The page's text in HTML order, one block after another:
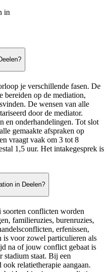
in
je verschillende fasen. De
bereiden op de mediation,
De wensen van alle
door de mediator.
en onderhandelingen. Tot slot
gemaakte afspraken op
vraagt vaak om 3 tot 8
1,5 uur. Het intakegesprek is
in Deelen?
conflicten worden
familieruzies, burenruzies,
erfenissen,
voor zowel particulieren als
na of jouw conflict gebaat is
stadium staat. Bij een
relatietherapie aangaan.